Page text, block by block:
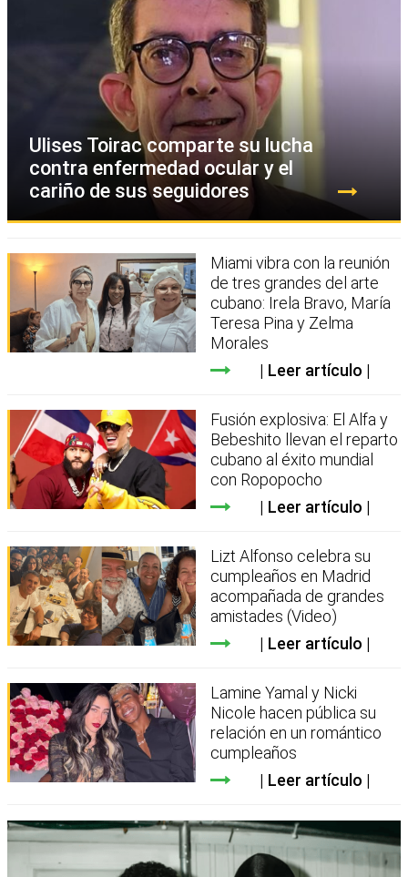
Ulises Toirac comparte su lucha
contra enfermedad ocular y el
cariño de sus seguidores
Miami vibra con la reunión
de tres grandes del arte
cubano: Irela Bravo, María
Teresa Pina y Zelma
Morales
Leer artículo
Fusión explosiva: El Alfa y
Bebeshito llevan el reparto
cubano al éxito mundial
con Ropopocho
Leer artículo
Lizt Alfonso celebra su
cumpleaños en Madrid
acompañada de grandes
amistades (Video)
Leer artículo
Lamine Yamal y Nicki
Nicole hacen pública su
relación en un romántico
cumpleaños
Leer artículo